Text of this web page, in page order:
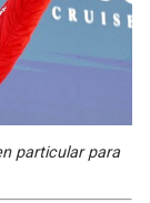
particular para